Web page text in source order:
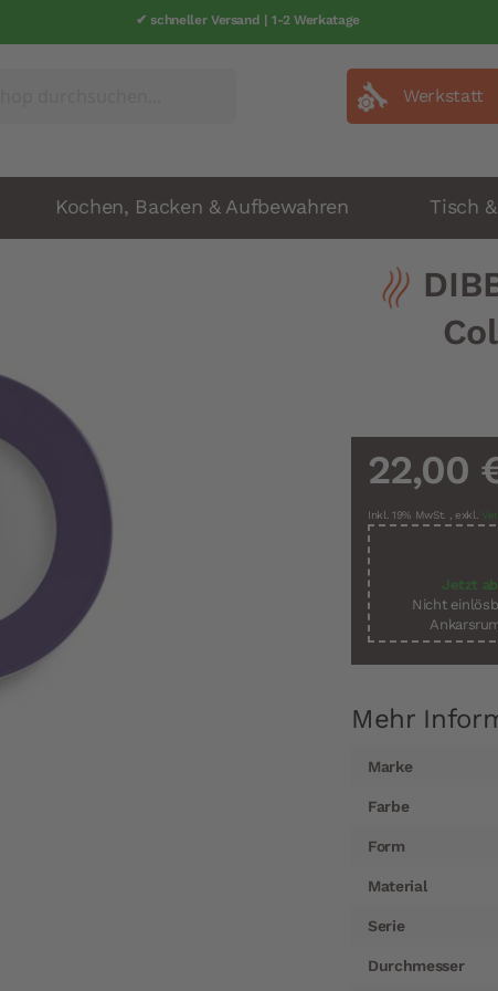
✔ schneller Versand | 1-2 Werkatage
Werkstatt
Kochen, Backen & Aufbewahren Tisch
22,00
Inkl. 19% MwSt. , exkl.
Jetzt
Nicht
Mehr
Informationen
Marke
Farbe
Form
Material
Serie
Durchmesser